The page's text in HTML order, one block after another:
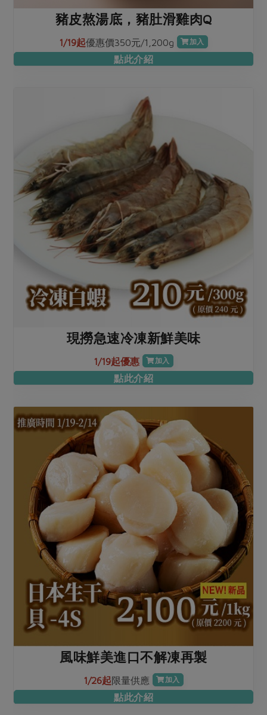
豬皮熬湯底，豬肚滑雞肉Q
1/19起優惠價350元/1,200g 加入
點此介紹
現撈急速冷凍新鮮美味
1/19起優惠 加入
點此介紹
風味鮮美進口不解凍再製
1/26起限量供應 加入
點此介紹